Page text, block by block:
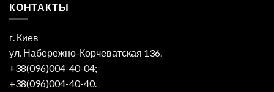
КОНТАКТЫ
г. Киев
ул. Набережно-Корчеватская 136.
+38(096)004-40-04;
+38(096)004-40-40.